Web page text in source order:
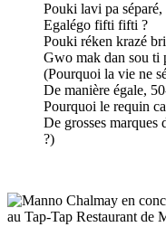
Pouki lavi pa séparé,
Egalégo fifti fifti ?
Pouki réken krazé
Gwo mak dan sou ti
(Pourquoi la vie ne
De manière égale,
Pourquoi le requin
De grosses marques
?)